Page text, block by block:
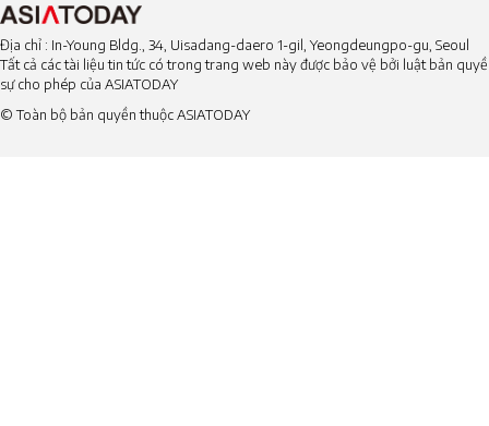
Địa chỉ : In-Young Bldg., 34, Uisadang-daero 1-gil, Yeongdeungpo-gu, Seoul
Tất cả các tài liệu tin tức có trong trang web này được bảo vệ bởi luật bản
sự cho phép của ASIATODAY
© Toàn bộ bản quyền thuộc ASIATODAY